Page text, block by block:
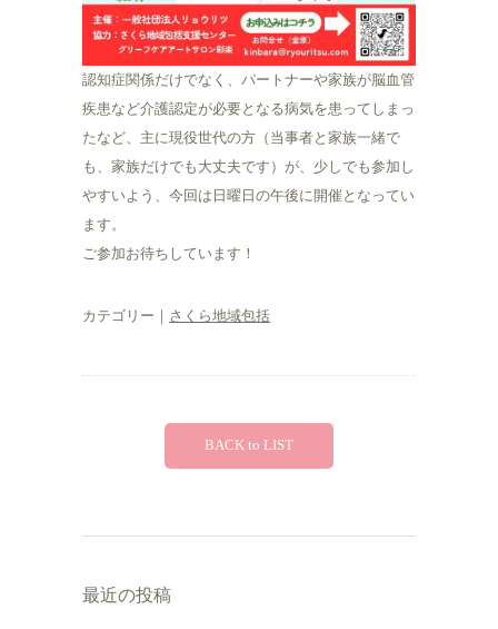
認知症関係だけでなく、パートナーや家族が脳血管
疾患など介護認定が必要となる病気を患ってしまっ
たなど、主に現役世代の方（当事者と家族一緒で
も、家族だけでも大丈夫です）が、少しでも参加し
やすいよう、今回は日曜日の午後に開催となってい
ます。
ご参加お待ちしています！
カテゴリー｜ さくら地域包括
BACK to LIST
最近の投稿